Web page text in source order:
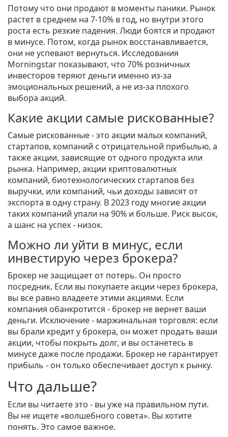
Потому что они продают в моменты паники. Рынок
растет в среднем на 7-10% в год, но внутри этого
роста есть резкие падения. Люди боятся и продают
в минусе. Потом, когда рынок восстанавливается,
они не успевают вернуться. Исследования
Morningstar показывают, что 70% розничных
инвесторов теряют деньги именно из-за
эмоциональных решений, а не из-за плохого
выбора акций.
Какие акции самые рискованные?
Самые рискованные - это акции малых компаний,
стартапов, компаний с отрицательной прибылью, а
также акции, зависящие от одного продукта или
рынка. Например, акции криптовалютных
компаний, биотехнологических стартапов без
выручки, или компаний, чьи доходы зависят от
экспорта в одну страну. В 2023 году многие акции
таких компаний упали на 90% и больше. Риск высок,
а шанс на успех - низок.
Можно ли уйти в минус, если
инвестирую через брокера?
Брокер не защищает от потерь. Он просто
посредник. Если вы покупаете акции через брокера,
вы все равно владеете этими акциями. Если
компания обанкротится - брокер не вернет ваши
деньги. Исключение - маржинальная торговля: если
вы брали кредит у брокера, он может продать ваши
акции, чтобы покрыть долг, и вы останетесь в
минусе даже после продажи. Брокер не гарантирует
прибыль - он только обеспечивает доступ к рынку.
Что дальше?
Если вы читаете это - вы уже на правильном пути.
Вы не ищете «волшебного совета». Вы хотите
понять. Это самое важное.